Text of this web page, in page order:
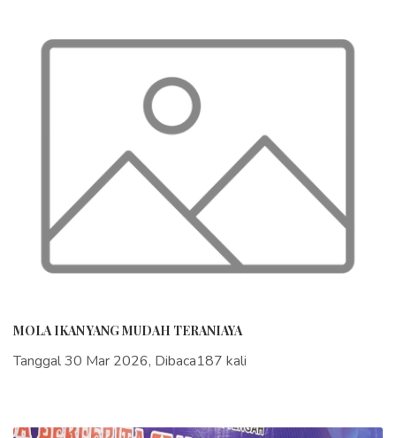
MOLA IKAN YANG MUDAH TERANIAYA
Tanggal 30 Mar 2026, Dibaca187 kali